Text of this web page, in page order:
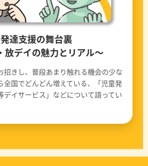
発達支援の舞台裏
放デイの魅力とリアル〜
招きし、普段あまり触れる機会の少な
全国でどんどん増えている、「児童発
デイサービス」などについて語ってい